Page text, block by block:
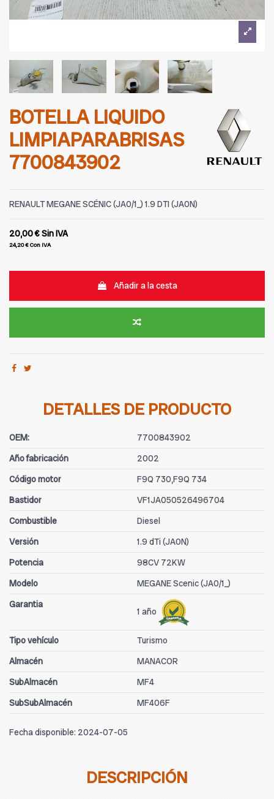
BOTELLA LIQUIDO
LIMPIAPARABRISAS
7700843902
RENAULT MEGANE SCÉNIC (JA0/1_) 1.9 DTI (JA0N)
20,00 €Sin IVA
24,20 €Con IVA
Añadir a la cesta
DETALLES DE PRODUCTO
OEM:
7700843902
Año fabricación
2002
Código motor
F9Q 730,F9Q 734
Bastidor
VF1JA050526496704
Combustible
Diesel
Versión
1.9 dTi (JA0N)
Potencia
98CV 72KW
Modelo
MEGANE Scenic (JA0/1_)
Garantia
1 año
Tipo vehículo
Turismo
Almacén
MANACOR
SubAlmacén
MF4
SubSubAlmacén
MF406F
Fecha disponible: 2024-07-05
DESCRIPCIÓN